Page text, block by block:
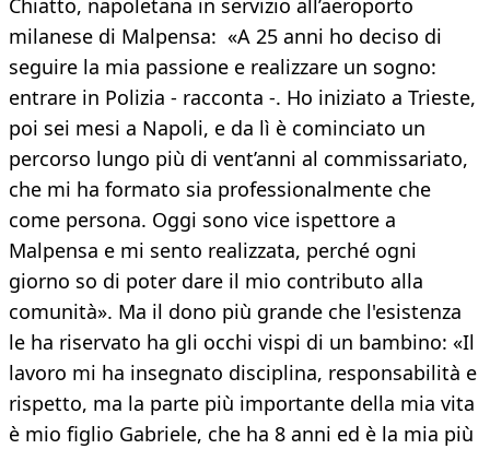
Chiatto, napoletana in servizio all’aeroporto
milanese di Malpensa: «A 25 anni ho deciso di
seguire la mia passione e realizzare un sogno:
entrare in Polizia - racconta -. Ho iniziato a Trieste,
poi sei mesi a Napoli, e da lì è cominciato un
percorso lungo più di vent’anni al commissariato,
che mi ha formato sia professionalmente che
come persona. Oggi sono vice ispettore a
Malpensa e mi sento realizzata, perché ogni
giorno so di poter dare il mio contributo alla
comunità». Ma il dono più grande che l'esistenza
le ha riservato ha gli occhi vispi di un bambino: «Il
lavoro mi ha insegnato disciplina, responsabilità e
rispetto, ma la parte più importante della mia vita
è mio figlio Gabriele, che ha 8 anni ed è la mia più